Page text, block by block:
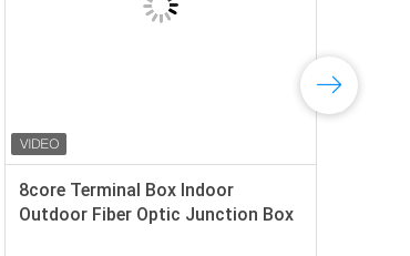
8core Terminal Box Indoor
Outdoor Fiber Optic Junction Box